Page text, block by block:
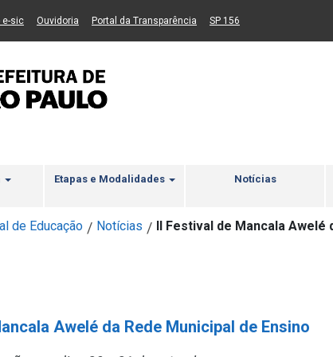
Ir para menu principal 2 Ir para busca Ir para rodapé
e-sic(Link para um novo sítio)
Ouvidoria (Link para um novo sítio)
Portal da Transparência (Link para um novo sítio)
SP 156
Etapas e Modalidades Notícias
de Educação / Notícias / II Festival de Mancala Awelé
Awelé da Rede Municipal de Ensino